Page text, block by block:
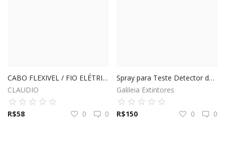
CABO FLEXIVEL / FIO ELÉTRICO DE COBRE 1,5MM
CLAUDIO
R$58 0
0
Spray para Teste Detector de Fumaça
Galileia Extintores
R$150 0
0